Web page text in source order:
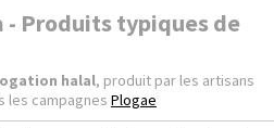
- Produits typiques de
halal, produit par les artisans
les campagnes Plogae